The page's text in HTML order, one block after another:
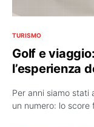
TURISMO
Golf e
l’esperienza
Per anni siamo stati
un numero: lo score